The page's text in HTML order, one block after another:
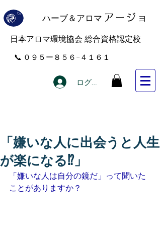
ハーブ＆アロマ アー ジョ
​日本アロマ環境協会 総合資格認定校
​📞 ０９５ー８５６−４１６１
ログイン
「嫌いな人に出会うと人生
が楽になる⁉︎」
「嫌いな人は自分の鏡だ」って聞いた
ことがありますか？